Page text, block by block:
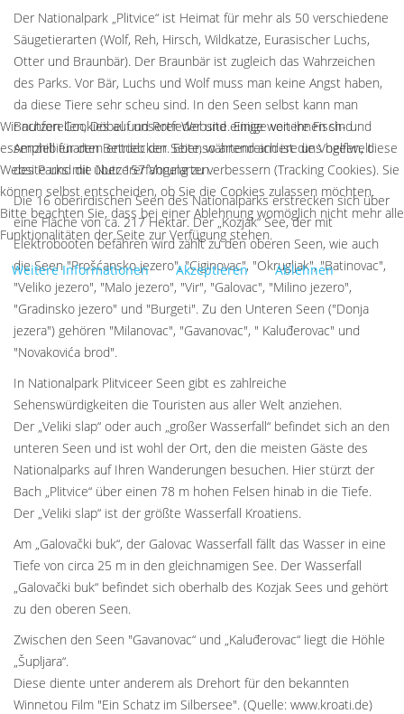
Der Nationalpark „Plitvice“ ist Heimat für mehr als 50 verschiedene
Säugetierarten (Wolf, Reh, Hirsch, Wildkatze, Eurasischer Luchs,
Otter und Braunbär). Der Braunbär ist zugleich das Wahrzeichen
des Parks. Vor Bär, Luchs und Wolf muss man keine Angst haben,
da diese Tiere sehr scheu sind. In den Seen selbst kann man
Bachforellen, Döbel und Rotfeder und einige weitere Fisch- und
Amphibienarten entdecken. Ebenso artenreich ist die Vogelwelt
des Parks mit über 157 Vogelarten.
Die 16 oberirdischen Seen des Nationalparks erstrecken sich über
eine Fläche von ca. 217 Hektar. Der „Kozjak“ See, der mit
Elektrobooten befahren wird zählt zu den oberen Seen, wie auch
die Seen "Prošćansko jezero", "Ciginovac", "Okrugljak", "Batinovac",
"Veliko jezero", "Malo jezero", "Vir", "Galovac", "Milino jezero",
"Gradinsko jezero" und "Burgeti". Zu den Unteren Seen ("Donja
jezera") gehören "Milanovac", "Gavanovac", " Kaluđerovac" und
"Novakovića brod".
In Nationalpark Plitviceer Seen gibt es zahlreiche
Sehenswürdigkeiten die Touristen aus aller Welt anziehen.
Der „Veliki slap“ oder auch „großer Wasserfall“ befindet sich an den
unteren Seen und ist wohl der Ort, den die meisten Gäste des
Nationalparks auf Ihren Wanderungen besuchen. Hier stürzt der
Bach „Plitvice“ über einen 78 m hohen Felsen hinab in die Tiefe.
Der „Veliki slap“ ist der größte Wasserfall Kroatiens.
Am „Galovački buk“, der Galovac Wasserfall fällt das Wasser in eine
Tiefe von circa 25 m in den gleichnamigen See. Der Wasserfall
„Galovački buk“ befindet sich oberhalb des Kozjak Sees und gehört
zu den oberen Seen.
Zwischen den Seen "Gavanovac“ und „Kaluđerovac“ liegt die Höhle
„Šupljara“.
Diese diente unter anderem als Drehort für den bekannten
Winnetou Film "Ein Schatz im Silbersee". (Quelle: www.kroati.de)
Wir nutzen Cookies auf unserer Website. Einige von ihnen sind
essenziell für den Betrieb der Seite, während andere uns helfen, diese
Website und die Nutzererfahrung zu verbessern (Tracking Cookies). Sie
können selbst entscheiden, ob Sie die Cookies zulassen möchten.
Bitte beachten Sie, dass bei einer Ablehnung womöglich nicht mehr alle
Funktionalitäten der Seite zur Verfügung stehen.
Weitere Informationen Akzeptieren Ablehnen